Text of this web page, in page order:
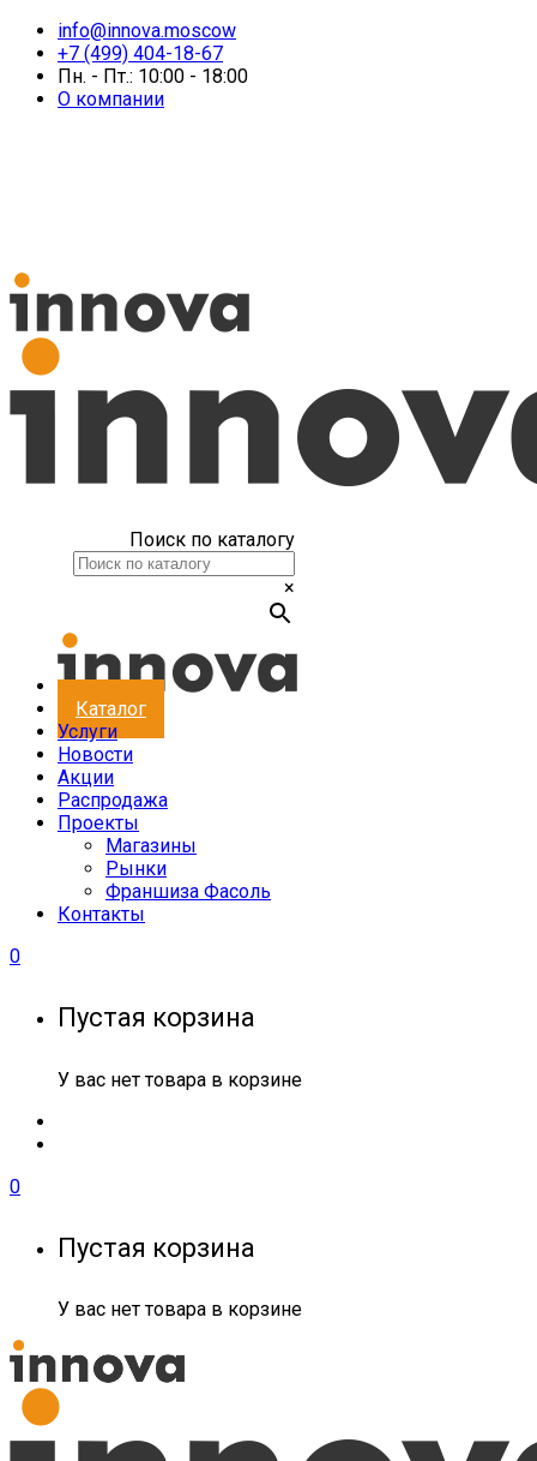
info@innova.moscow
+7 (499) 404-18-67
Пн. - Пт.: 10:00 - 18:00
О компании
Поиск по каталогу
×
Каталог
Услуги
Новости
Акции
Распродажа
Проекты
Магазины
Рынки
Франшиза Фасоль
Контакты
0
Пустая корзина
У вас нет товара в корзине
0
Пустая корзина
У вас нет товара в корзине